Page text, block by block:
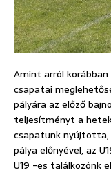
Amint arról
csapatai
pályára az előző
teljesítményt a
csapatunk nyújtotta,
pálya előnyével, az
U19 -es találkozónk